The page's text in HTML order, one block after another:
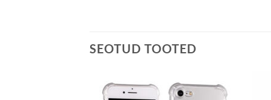
SEOTUD TOOTED